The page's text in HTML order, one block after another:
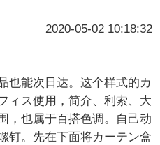
2020-05-02 10:18:32
也能次日达。这个样式的カ
ィス使用，简介、利索、大
，也属于百搭色调。自己动
钉。先在下面将カーテン盒